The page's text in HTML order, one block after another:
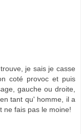
je sais je casse
coté provoc et puis
gauche ou droite,
tant qu' homme, il a
ne fais pas le moine!